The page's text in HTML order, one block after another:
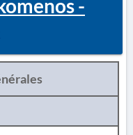
-